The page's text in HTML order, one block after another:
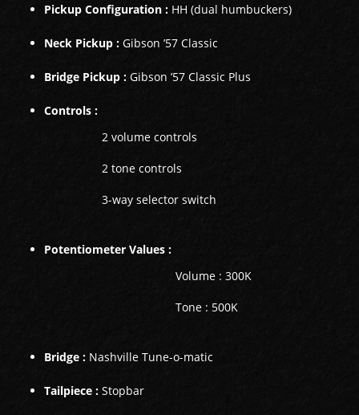
Pickup Configuration : HH (dual humbuckers)
Neck Pickup : Gibson ’57 Classic
Bridge Pickup : Gibson ’57 Classic Plus
Controls :
2 volume controls
2 tone controls
3-way selector switch
Potentiometer Values :
Volume : 300K
Tone : 500K
Bridge : Nashville Tune-o-matic
Tailpiece : Stopbar